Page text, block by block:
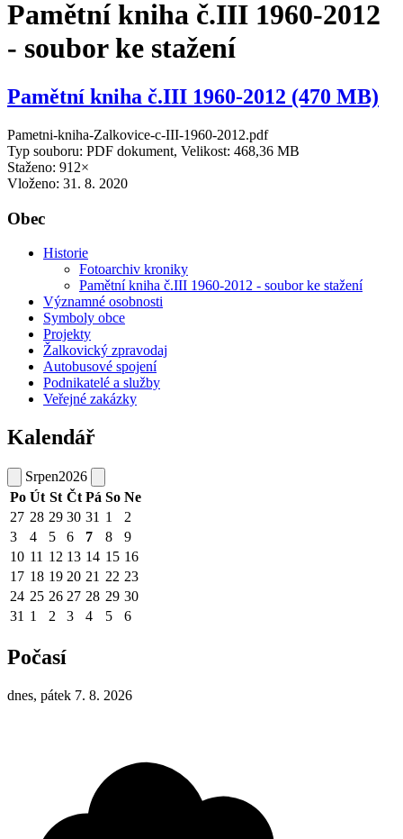
Pamětní kniha č.III 1960-2012
- soubor ke stažení
Pamětní kniha č.III 1960-2012 (470 MB)
Pametni-kniha-Zalkovice-c-III-1960-2012.pdf
Typ souboru: PDF dokument, Velikost: 468,36 MB
Staženo: 912×
Vloženo: 31. 8. 2020
Obec
Historie
Fotoarchiv kroniky
Pamětní kniha č.III 1960-2012 - soubor ke stažení
Významné osobnosti
Symboly obce
Projekty
Žalkovický zpravodaj
Autobusové spojení
Podnikatelé a služby
Veřejné zakázky
Kalendář
Srpen2026
Po Út St Čt Pá So Ne
27 28 29 30 31 1
2
3
4 5 6 7 8
9
10 11 12 13 14 15 16
17 18 19 20 21 22 23
24 25 26 27 28 29 30
31 1 2 3 4 5 6
Počasí
dnes, pátek 7. 8. 2026